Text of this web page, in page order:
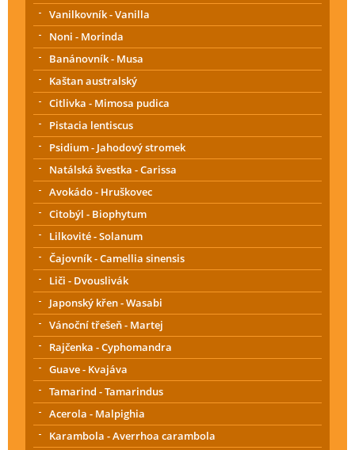
Vanilkovník - Vanilla
Noni - Morinda
Banánovník - Musa
Kaštan australský
Citlivka - Mimosa pudica
Pistacia lentiscus
Psidium - Jahodový stromek
Natálská švestka - Carissa
Avokádo - Hruškovec
Citobýl - Biophytum
Lilkovité - Solanum
Čajovník - Camellia sinensis
Liči - Dvouslivák
Japonský křen - Wasabi
Vánoční třešeň - Martej
Rajčenka - Cyphomandra
Guave - Kvajáva
Tamarind - Tamarindus
Acerola - Malpighia
Karambola - Averrhoa carambola